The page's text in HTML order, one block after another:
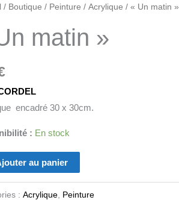
/ Boutique / Peinture / Acrylique / « Un matin »
matin »
encadré 30 x 30cm.
: En stock
au panier
: Acrylique
Peinture